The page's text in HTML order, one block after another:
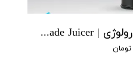
آبمیوه‌ گیری 6 تیغه پاورولوژی | Powerology 6 Blade Juicer